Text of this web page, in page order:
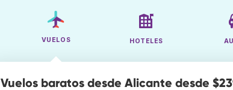
VUELOS HOTELES
Vuelos baratos desde Alicante desde